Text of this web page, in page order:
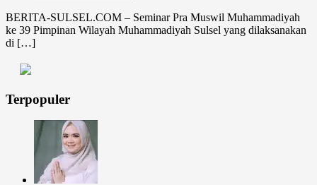
BERITA-SULSEL.COM – Seminar Pra Muswil Muhammadiyah
ke 39 Pimpinan Wilayah Muhammadiyah Sulsel yang dilaksanakan
di […]
Terpopuler